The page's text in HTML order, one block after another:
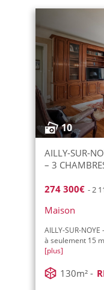
10
AILLY-SUR-
– 3
274 300€ - 2
Maison
AILLY-SUR-
à seulement 15
[plus]
130m² -